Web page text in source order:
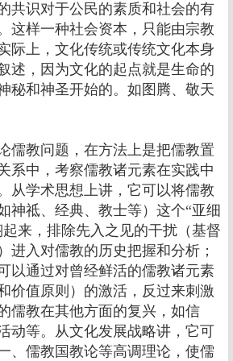
共识对于公民的素质和社会的有
这样一种社会资本，只能由宗教
际上，文化传统或传统文化本身
述，因为文化的起点就是生命的
秘和神圣开始的。如图腾、敬天
儒教问题，在方法上是把儒教置
系中，考察儒教诸元素在实践中
从学术思想上讲，它可以将儒教
神祗、经典、教士等）这个“亚细
来，排除先入之见的干扰（基督
进入对儒教的历史把握和分析；
以通过对曾经鲜活的儒教诸元素
价值原则）的激活，反过来刺激
儒教在其他方面的复兴，如信
动等。从文化发展战略讲，它可
、儒教国教论等高调理论，使儒